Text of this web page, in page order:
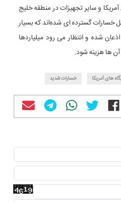
و سایر تجهیزات در منطقه خلیج
خسارات گسترده‌ ای شده‌اند که بسیار
شده و انتظار می‌ رود میلیاردها
ها هزینه شود.
های آمریکا خسارات شدید